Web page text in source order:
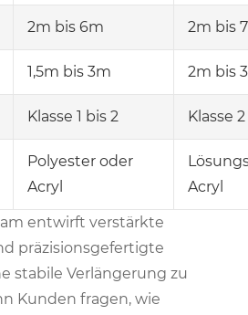
2m bis 6m 2m bis
1,5m bis 3m 2m bis
Klasse 1 bis 2 Klasse
Polyester oder
Acryl
Acryl
entwirft verstärkte
präzisionsgefertigte
stabile Verlängerung zu
Kunden fragen, wie